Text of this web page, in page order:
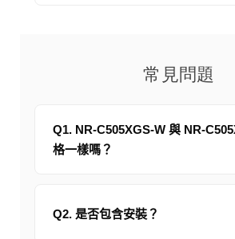
常見問題
Q1. NR-C505XGS-W 與 NR-
格一樣嗎？
Q2. 是否包含安裝？